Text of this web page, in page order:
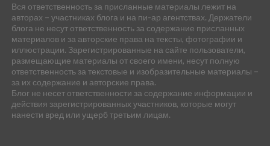
Вся ответственность за присланные материалы лежит на
авторах – участниках блога и на пи-ар агентствах. Держатели
блога не несут ответственность за содержание присланных
материалов и за авторские права на тексты, фотографии и
иллюстрации. Зарегистрированные на сайте пользователи,
размещающие материалы от своего имени, несут полную
ответственность за текстовые и изобразительные материалы –
за их содержание и авторские права.
Блог не несет ответственности за содержание информации и
действия зарегистрированных участников, которые могут
нанести вред или ущерб третьим лицам.